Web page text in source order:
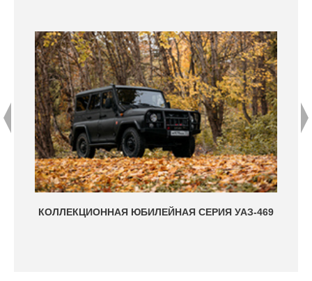
КОЛЛЕКЦИОННАЯ ЮБИЛЕЙНАЯ СЕРИЯ УАЗ-469